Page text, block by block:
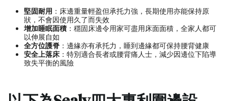
堅固耐用 ：床邊重量輕盈但承托力強，長期使用亦能保持原
狀，不會因使用久了而失效
增加睡眠面積 ：穩固床邊令用家可盡用床面面積，全家人都可
以伸展自如
全方位護脊 ：邊緣亦有承托力，睡到邊緣都可保持腰背健康
安全上落床 ：特別適合長者或腰背痛人士，減少因邊位下陷導
致失平衡的風險